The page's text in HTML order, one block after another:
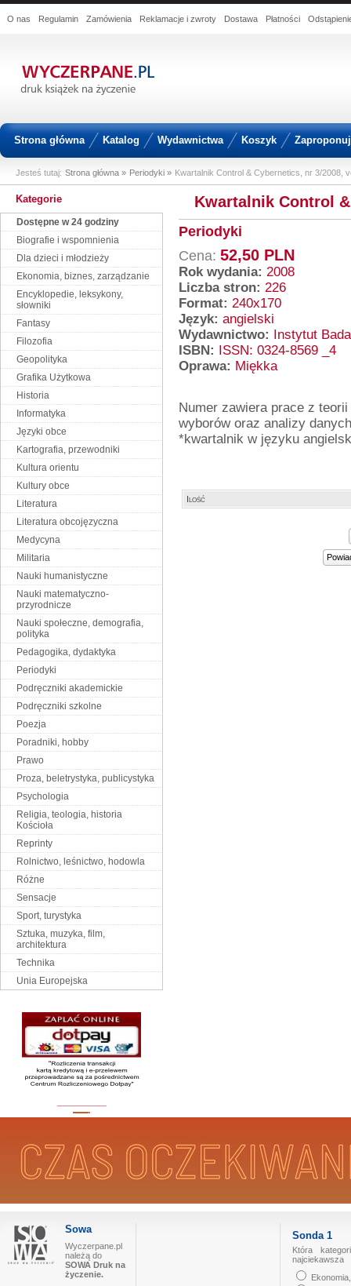
O nas Regulamin Zamówienia Reklamacje i zwroty Dostawa Płatności
Strona główna Katalog Wydawnictwa Koszyk
Jesteś tutaj: Strona główna » Periodyki » Kwartalnik Control & Cybernetics, nr 3/2008,
Kategorie
Dostępne w 24 godziny
Biografie i wspomnienia
Dla dzieci i młodzieży
Ekonomia, biznes, zarządzanie
Encyklopedie, leksykony,
słowniki
Fantasy
Filozofia
Geopolityka
Grafika Użytkowa
Historia
Informatyka
Języki obce
Kartografia, przewodniki
Kultura orientu
Kultury obce
Literatura
Literatura obcojęzyczna
Medycyna
Militaria
Nauki humanistyczne
Nauki matematyczno-
przyrodnicze
Nauki społeczne, demografia,
polityka
Pedagogika, dydaktyka
Periodyki
Podręczniki akademickie
Podręczniki szkolne
Poezja
Poradniki, hobby
Prawo
Proza, beletrystyka, publicystyka
Psychologia
Religia, teologia, historia
Kościoła
Reprinty
Rolnictwo, leśnictwo, hodowla
Różne
Sensacje
Sport, turystyka
Sztuka, muzyka, film,
architektura
Technika
Unia Europejska
Kwartalnik Control
Periodyki
Cena: 52,50 PLN
Rok wydania: 2008
Liczba stron: 226
Format: 240x170
Język: angielski
Wydawnictwo: Instytut
ISBN: ISSN: 0324-8569 _4
Oprawa: Miękka
Numer zawiera prace z
wyborów oraz analizy
*kwartalnik w języku
Ilość
Sowa
Wyczerpane.pl
należą do
SOWA Druk na
życzenie.
Sonda 1
Która
najciekawsza